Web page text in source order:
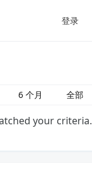
登录
6 个月 全部
your criteria.